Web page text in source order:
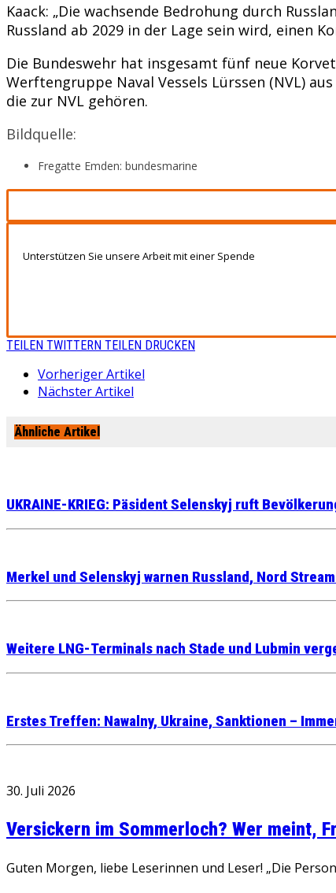
Kaack: „Die wachsende Bedrohung durch
Russland ab 2029 in der Lage sein wird, einen
Die Bundeswehr hat insgesamt fünf neue
Werftengruppe Naval Vessels Lürssen (NVL)
die zur NVL gehören.
Bildquelle:
Fregatte Emden: bundesmarine
Unterstützen Sie unsere Arbeit mit einer Spende
TEILEN TWITTERN TEILEN DRUCKEN
Vorheriger Artikel
Nächster Artikel
Ähnliche Artikel
UKRAINE-KRIEG: Päsident Selenskyj ruft
Merkel und Selenskyj warnen Russland, Nord
Weitere LNG-Terminals nach Stade und Lubmin
Erstes Treffen: Nawalny, Ukraine, Sanktionen –
30. Juli 2026
Versickern im Sommerloch? Wer meint,
Guten Morgen, liebe Leserinnen und Leser! „Die